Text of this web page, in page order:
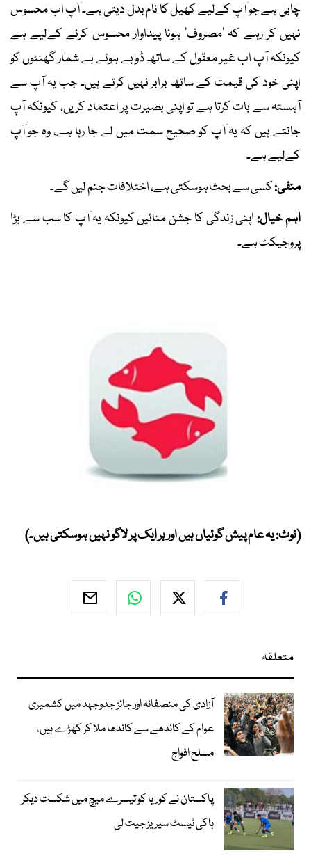
چابی ہے جو آپ کےلیے کھیل کا نام بدل دیتی ہے۔ آپ اب محسوس
نہیں کر رہے کہ ’مصروف‘ ہونا پیداوار محسوس کرنے کےلیے ہے
کیونکہ آپ اب غیر معقول کے ساتھ ڈوبے ہوئے بے شمار گھنٹوں کو
اپنی خود کی قیمت کے ساتھ برابر نہیں کرتے ہیں۔ جب یہ آپ سے
آہستہ سے بات کرتا ہے تو اپنی بصیرت پر اعتماد کریں، کیونکہ آپ
جانتے ہیں کہ یہ آپ کو صحیح سمت میں لے جا رہا ہے، وہ جو آپ
کےلیے ہے۔
منفی:کسی سے بحث ہوسکتی ہے، اختلافات جنم لیں گے۔
اہم خیال:اپنی زندگی کا جشن منائیں کیونکہ یہ آپ کا سب سے بڑا
پروجیکٹ ہے۔
(نوٹ: یہ عام پیش گوئیاں ہیں اور ہر ایک پر لاگو نہیں ہوسکتی ہیں۔)
متعلقہ
آزادی کی منصفانہ اور جائز جدوجہد میں کشمیری
عوام کے کاندھے سے کاندھا ملا کر کھڑے ہیں،
مسلح افواج
پاکستان نے کوریا کو تیسرے میچ میں شکست دیکر
ہاکی ٹیسٹ سیریز جیت لی